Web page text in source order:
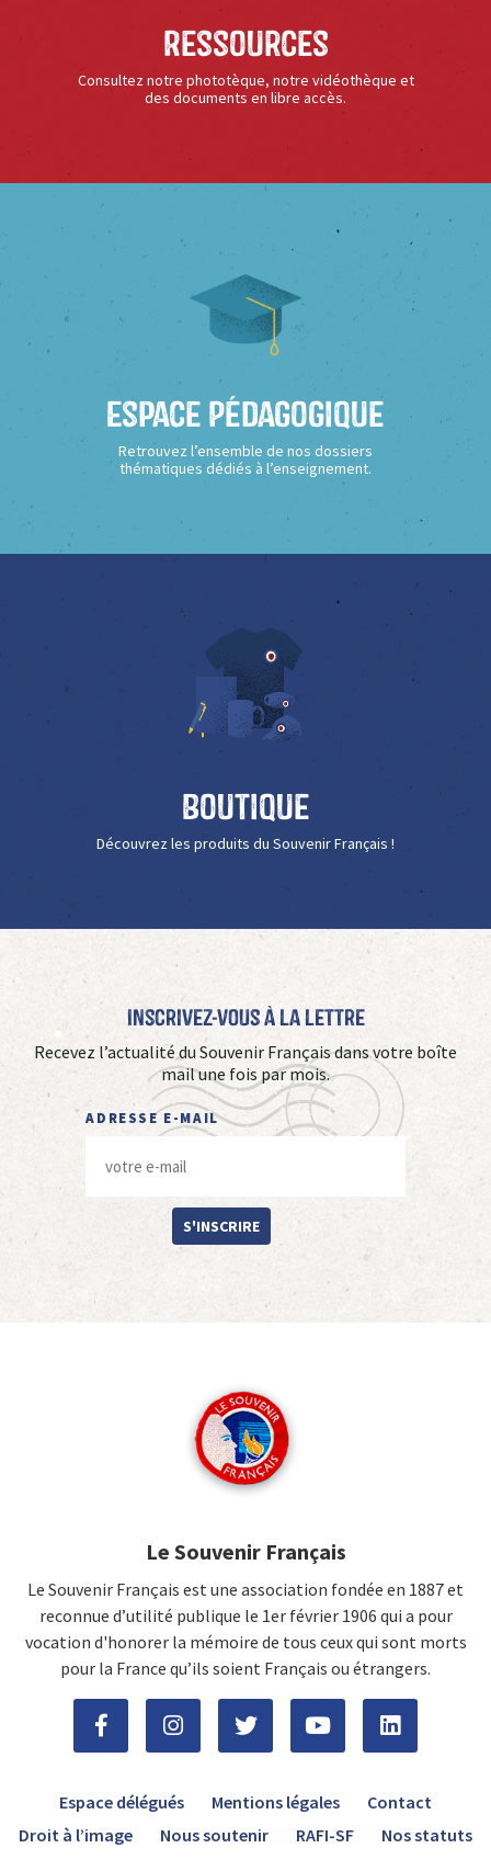
Ressources
Consultez notre phototèque, notre vidéothèque et
des documents en libre accès.
Espace Pédagogique
Retrouvez l’ensemble de nos dossiers
thématiques dédiés à l’enseignement.
Boutique
Découvrez les produits du Souvenir Français !
Inscrivez-vous à La Lettre
Recevez l’actualité du Souvenir Français dans votre boîte
mail une fois par mois.
ADRESSE E-MAIL
S'INSCRIRE
Le Souvenir Français
Le Souvenir Français est une association fondée en 1887 et
reconnue d’utilité publique le 1er février 1906 qui a pour
vocation d'honorer la mémoire de tous ceux qui sont morts
pour la France qu’ils soient Français ou étrangers.
Espace délégués Mentions légales
Contact
Droit à l’image
Nous soutenir RAFI-SF Nos statuts